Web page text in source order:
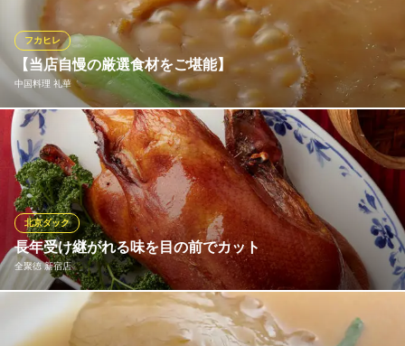
【当店自慢の厳選食材をご堪能】
中国料理 礼華
フカヒレ
高級食材のフカヒレを手間暇かけて仕込んだ礼華の代名詞！上海
風醤油煮込み、XO醤煮込み、トリュフソース煮込み、上湯煮込み
の4種類の味付けをご用意いたしております。また、期間限定で、
8月中旬から9月は「松茸ソース煮込み」、「上海蟹ソース煮込
み」は秋のお勧めです。新たな礼華の名物料理を是非！
中国料理 礼華
フカヒレの上海風が人気
地下鉄丸ノ内線新宿御苑前駅2番出口 徒歩2分
東京都新宿区新宿1-3-12 壱丁目参番館1F
長年受け継がれる味を目の前でカット
全聚徳 新宿店
北京ダック
当店の北京ダックは北京本店から招聘した専門調理師「烤鴨師」
が、下処理から焼き上げまで50以上の調理工程を行い、丁寧に焼